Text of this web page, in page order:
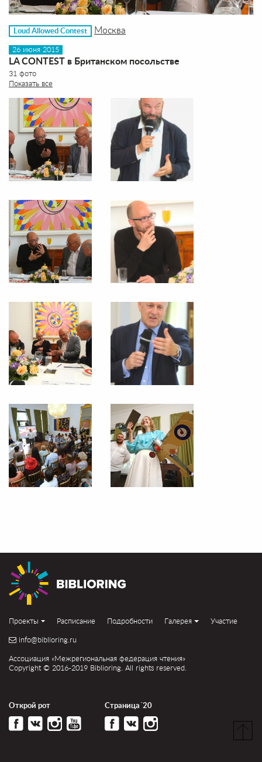
Loud Allowed Contest Москва
26 июня 2015
LA CONTEST в Британском посольстве
31 фото
Показать все
Проекты Расписание Подробности Галерея
Участие
info@biblioring.ru
Ассоциация «Межрегиональная федерация чтения»
Copyright © 2016-2019 Biblioring. All rights reserved.
Открой рот Страница´20